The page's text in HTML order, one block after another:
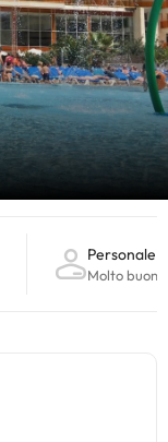
Personale
Molto buona